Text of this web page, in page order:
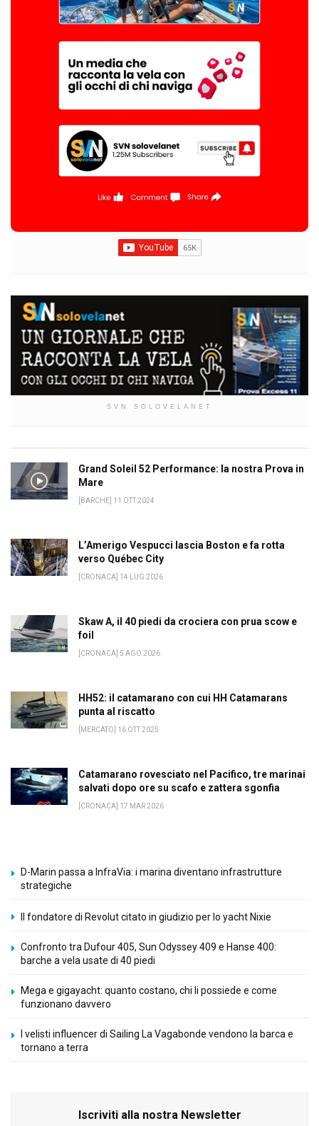
SVN SOLOVELANET
Grand Soleil 52 Performance: la nostra Prova in
Mare
[BARCHE] 11 OTT 2024
L’Amerigo Vespucci lascia Boston e fa rotta
verso Québec City
[CRONACA] 14 LUG 2026
Skaw A, il 40 piedi da crociera con prua scow e
foil
[CRONACA] 5 AGO 2026
HH52: il catamarano con cui HH Catamarans
punta al riscatto
[MERCATO] 16 OTT 2025
Catamarano rovesciato nel Pacifico, tre marinai
salvati dopo ore su scafo e zattera sgonfia
[CRONACA] 17 MAR 2026
D-Marin passa a InfraVia: i marina diventano infrastrutture
strategiche
Il fondatore di Revolut citato in giudizio per lo yacht Nixie
Confronto tra Dufour 405, Sun Odyssey 409 e Hanse 400:
barche a vela usate di 40 piedi
Mega e gigayacht: quanto costano, chi li possiede e come
funzionano davvero
I velisti influencer di Sailing La Vagabonde vendono la barca e
tornano a terra
Iscriviti alla nostra Newsletter